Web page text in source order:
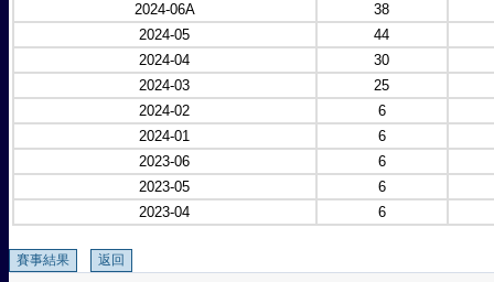
2024-06A
38
2024-05
44
2024-04
30
2024-03
25
2024-02
6
2024-01
6
2023-06
6
2023-05
6
2023-04
6